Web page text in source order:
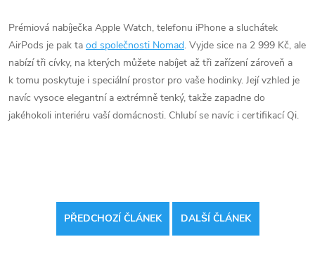
Prémiová nabíječka Apple Watch, telefonu iPhone a sluchátek
AirPods je pak ta od společnosti Nomad. Vyjde sice na 2 999 Kč, ale
nabízí tři cívky, na kterých můžete nabíjet až tři zařízení zároveň a
k tomu poskytuje i speciální prostor pro vaše hodinky. Její vzhled je
navíc vysoce elegantní a extrémně tenký, takže zapadne do
jakéhokoli interiéru vaší domácnosti. Chlubí se navíc i certifikací Qi.
PŘEDCHOZÍ ČLÁNEK DALŠÍ ČLÁNEK